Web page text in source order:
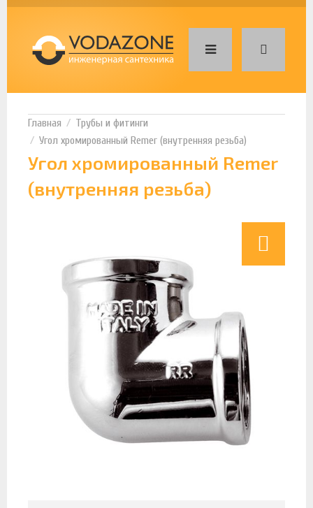
Трубы и фитинги
Угол хромированный Remer (внутренняя резьба)
Угол хромированный Remer
(внутренняя резьба)